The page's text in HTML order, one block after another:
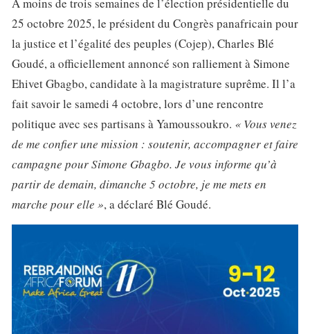
À moins de trois semaines de l’élection présidentielle du
25 octobre 2025, le président du Congrès panafricain pour
la justice et l’égalité des peuples (Cojep), Charles Blé
Goudé, a officiellement annoncé son ralliement à Simone
Ehivet Gbagbo, candidate à la magistrature suprême. Il l’a
fait savoir le samedi 4 octobre, lors d’une rencontre
politique avec ses partisans à Yamoussoukro. « Vous venez
de me confier une mission : soutenir, accompagner et faire
campagne pour Simone Gbagbo. Je vous informe qu’à
partir de demain, dimanche 5 octobre, je me mets en
marche pour elle », a déclaré Blé Goudé.